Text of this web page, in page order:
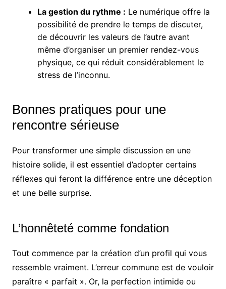
La gestion du rythme : Le numérique offre la
possibilité de prendre le temps de discuter,
de découvrir les valeurs de l’autre avant
même d’organiser un premier rendez-vous
physique, ce qui réduit considérablement le
stress de l’inconnu.
Bonnes pratiques pour une
rencontre sérieuse
Pour transformer une simple discussion en une
histoire solide, il est essentiel d’adopter certains
réflexes qui feront la différence entre une déception
et une belle surprise.
L’honnêteté comme fondation
Tout commence par la création d’un profil qui vous
ressemble vraiment. L’erreur commune est de vouloir
paraître « parfait ». Or, la perfection intimide ou